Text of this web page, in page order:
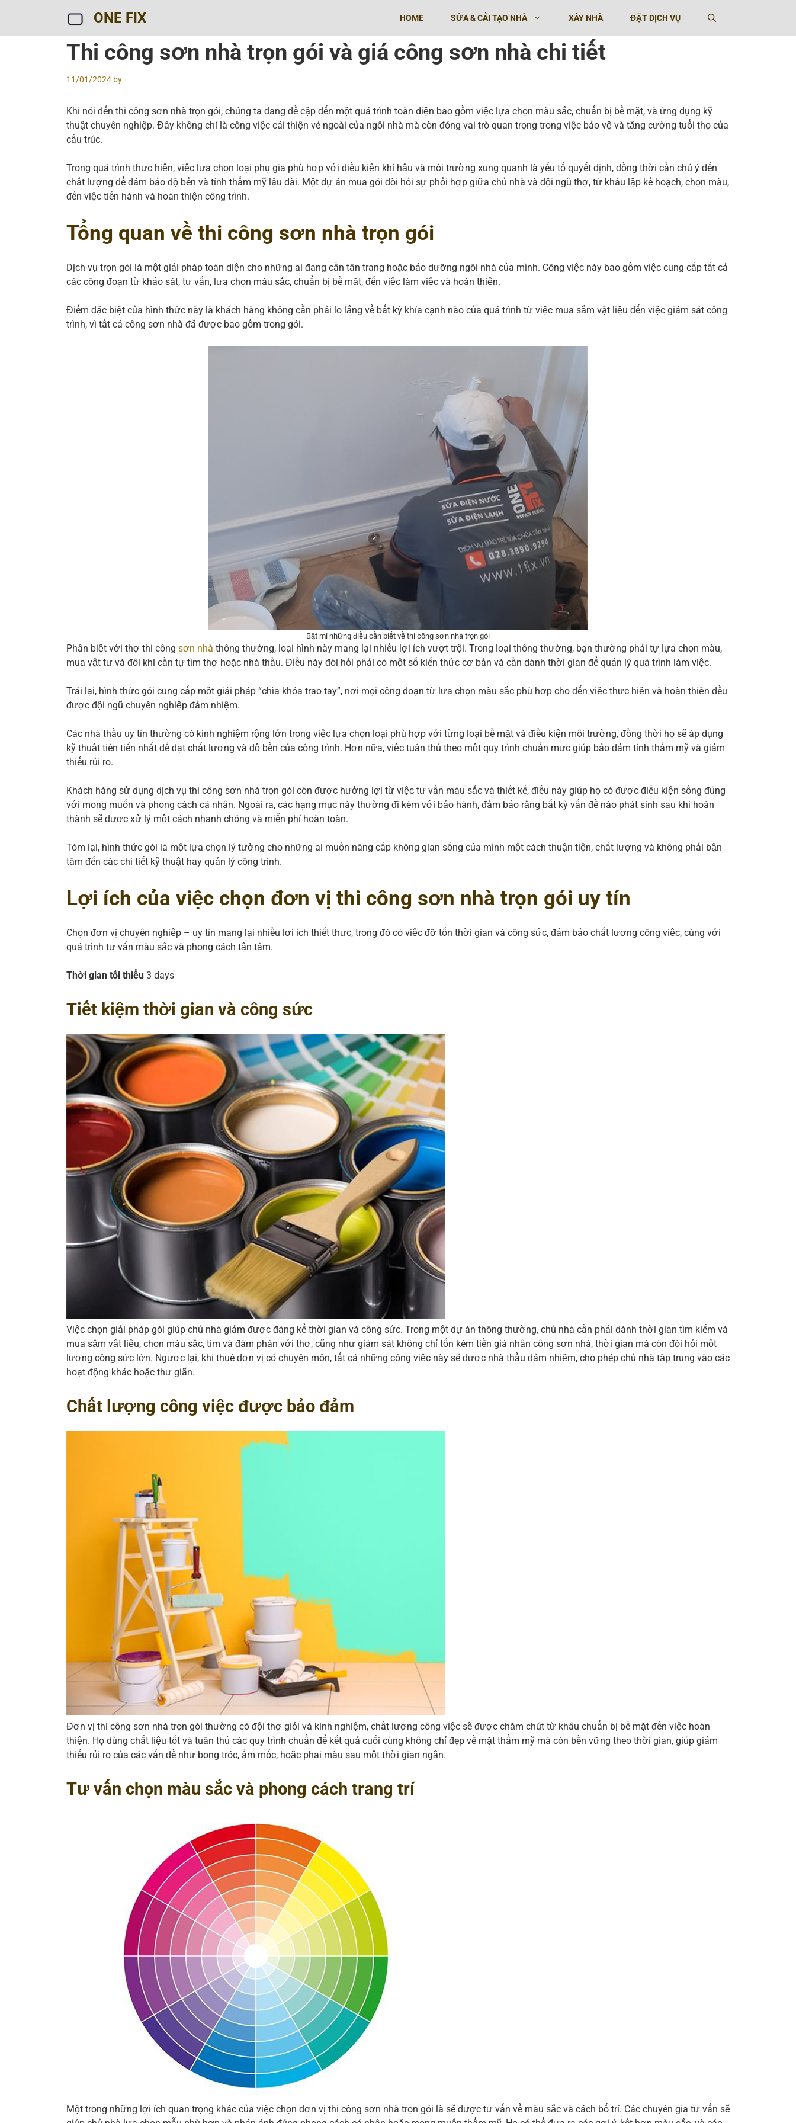
content
ONE FIX HOME SỬA & CẢI TẠO NHÀ
CHỐNG THẤM SÂN THƯỢNG
XÂY NHÀ ĐẶT DỊCH VỤ
Thi công sơn nhà trọn gói và giá công sơn nhà chi tiết
11/01/2024 by
Khi nói đến thi công sơn nhà trọn gói, chúng ta đang đề cập đến một quá trình toàn diện bao gồm việc lựa chọn màu sắc, chuẩn bị bề mặt, và ứng dụng kỹ
thuật chuyên nghiệp. Đây không chỉ là công việc cải thiện vẻ ngoài của ngôi nhà mà còn đóng vai trò quan trọng trong việc bảo vệ và tăng cường tuổi thọ của
cấu trúc.
Trong quá trình thực hiện, việc lựa chọn loại phụ gia phù hợp với điều kiện khí hậu và môi trường xung quanh là yếu tố quyết định, đồng thời cần chú ý đến
chất lượng để đảm bảo độ bền và tính thẩm mỹ lâu dài. Một dự án mua gói đòi hỏi sự phối hợp giữa chủ nhà và đội ngũ thợ, từ khâu lập kế hoạch, chọn màu,
đến việc tiến hành và hoàn thiện công trình.
Tổng quan về thi công sơn nhà trọn gói
Dịch vụ trọn gói là một giải pháp toàn diện cho những ai đang cần tân trang hoặc bảo dưỡng ngôi nhà của mình. Công việc này bao gồm việc cung cấp tất cả
các công đoạn từ khảo sát, tư vấn, lựa chọn màu sắc, chuẩn bị bề mặt, đến việc làm việc và hoàn thiện.
Điểm đặc biệt của hình thức này là khách hàng không cần phải lo lắng về bất kỳ khía cạnh nào của quá trình từ việc mua sắm vật liệu đến việc giám sát công
trình, vì tất cả công sơn nhà đã được bao gồm trong gói.
Bật mí những điều cần biết về thi công sơn nhà trọn gói
Phân biệt với thợ thi công sơn nhà thông thường, loại hình này mang lại nhiều lợi ích vượt trội. Trong loại thông thường, bạn thường phải tự lựa chọn màu,
mua vật tư và đôi khi cần tự tìm thợ hoặc nhà thầu. Điều này đòi hỏi phải có một số kiến thức cơ bản và cần dành thời gian để quản lý quá trình làm việc.
Trái lại, hình thức gói cung cấp một giải pháp “chìa khóa trao tay”, nơi mọi công đoạn từ lựa chọn màu sắc phù hợp cho đến việc thực hiện và hoàn thiện đều
được đội ngũ chuyên nghiệp đảm nhiệm.
Các nhà thầu uy tín thường có kinh nghiệm rộng lớn trong việc lựa chọn loại phù hợp với từng loại bề mặt và điều kiện môi trường, đồng thời họ sẽ áp dụng
kỹ thuật tiên tiến nhất để đạt chất lượng và độ bền của công trình. Hơn nữa, việc tuân thủ theo một quy trình chuẩn mực giúp bảo đảm tính thẩm mỹ và giảm
thiểu rủi ro.
Khách hàng sử dụng dịch vụ thi công sơn nhà trọn gói còn được hưởng lợi từ việc tư vấn màu sắc và thiết kế, điều này giúp họ có được điều kiện sống đúng
với mong muốn và phong cách cá nhân. Ngoài ra, các hạng mục này thường đi kèm với bảo hành, đảm bảo rằng bất kỳ vấn đề nào phát sinh sau khi hoàn
thành sẽ được xử lý một cách nhanh chóng và miễn phí hoàn toàn.
Tóm lại, hình thức gói là một lựa chọn lý tưởng cho những ai muốn nâng cấp không gian sống của mình một cách thuận tiện, chất lượng và không phải bận
tâm đến các chi tiết kỹ thuật hay quản lý công trình.
Lợi ích của việc chọn đơn vị thi công sơn nhà trọn gói uy tín
Chọn đơn vị chuyên nghiệp – uy tín mang lại nhiều lợi ích thiết thực, trong đó có việc đỡ tốn thời gian và công sức, đảm bảo chất lượng công việc, cùng với
quá trình tư vấn màu sắc và phong cách tận tâm.
Thời gian tối thiểu 3 days
Tiết kiệm thời gian và công sức
Việc chọn giải pháp gói giúp chủ nhà giảm được đáng kể thời gian và công sức. Trong một dự án thông thường, chủ nhà cần phải dành thời gian tìm kiếm và
mua sắm vật liệu, chọn màu sắc, tìm và đàm phán với thợ, cũng như giám sát không chỉ tốn kém tiền giá nhân công sơn nhà, thời gian mà còn đòi hỏi một
lượng công sức lớn. Ngược lại, khi thuê đơn vị có chuyên môn, tất cả những công việc này sẽ được nhà thầu đảm nhiệm, cho phép chủ nhà tập trung vào các
hoạt động khác hoặc thư giãn.
Chất lượng công việc được bảo đảm
Đơn vị thi công sơn nhà trọn gói thường có đội thợ giỏi và kinh nghiệm, chất lượng công việc sẽ được chăm chút từ khâu chuẩn bị bề mặt đến việc hoàn
thiện. Họ dùng chất liệu tốt và tuân thủ các quy trình chuẩn để kết quả cuối cùng không chỉ đẹp về mặt thẩm mỹ mà còn bền vững theo thời gian, giúp giảm
thiểu rủi ro của các vấn đề như bong tróc, ẩm mốc, hoặc phai màu sau một thời gian ngắn.
Tư vấn chọn màu sắc và phong cách trang trí
Một trong những lợi ích quan trọng khác của việc chọn đơn vị thi công sơn nhà trọn gói là sẽ được tư vấn về màu sắc và cách bố trí. Các chuyên gia tư vấn sẽ